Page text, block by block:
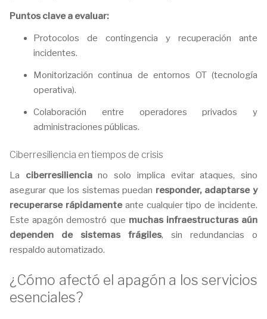
Puntos clave a evaluar:
Protocolos de contingencia y recuperación ante
incidentes.
Monitorización continua de entornos OT (tecnología
operativa).
Colaboración entre operadores privados y
administraciones públicas.
Ciberresiliencia en tiempos de crisis
La ciberresilienciano solo implica evitar ataques, sino
asegurar que los sistemas puedan responder, adaptarse y
recuperarse rápidamenteante cualquier tipo de incidente.
Este apagón demostró que muchas infraestructuras aún
dependen de sistemas frágiles, sin redundancias o
respaldo automatizado.
¿Cómo afectó el apagón a los servicios
esenciales?